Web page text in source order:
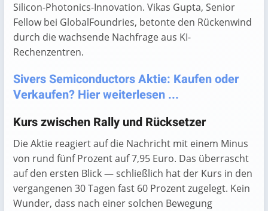
Silicon-Photonics-Innovation. Vikas Gupta, Senior
Fellow bei GlobalFoundries, betonte den Rückenwind
durch die wachsende Nachfrage aus KI-
Rechenzentren.
Sivers Semiconductors Aktie: Kaufen oder
Verkaufen? Hier weiterlesen ...
Kurs zwischen Rally und Rücksetzer
Die Aktie reagiert auf die Nachricht mit einem Minus
von rund fünf Prozent auf 7,95 Euro. Das überrascht
auf den ersten Blick — schließlich hat der Kurs in den
vergangenen 30 Tagen fast 60 Prozent zugelegt. Kein
Wunder, dass nach einer solchen Bewegung